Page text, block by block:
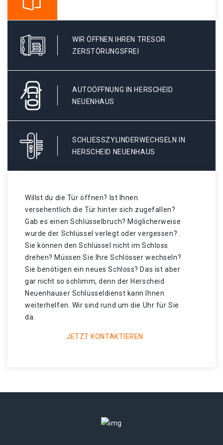
WIR ÖFFNEN IHREN TRESOR
ZERSTÖRUNGSFREI
AUTOÖFFNUNG IN HERSCHEID
NEUENHAUS
SCHLIESSZYLINDERWECHSELN IN H
ERSCHEID NEUENHAUS
Willst du die Tür öffnen? Ist Ihnen
versehentlich die Tür hinter sich zugefallen?
Gab es einen Schlüsselbruch? Möglicherweise
wurde der Schlüssel verlegt oder vergessen? .
Sie können den Schlüssel nicht im Schloss
drehen? Müssen Sie Ihre Schlösser wechseln?
Sie benötigen ein neues Schloss? Das ist aber
gar nicht so schlimm, denn der Herscheid
Neuenhauser Schlüsseldienst kann Ihnen
weiterhelfen. Wir sind rund um die Uhr für Sie
da.
JETZT KONTAKTIEREN